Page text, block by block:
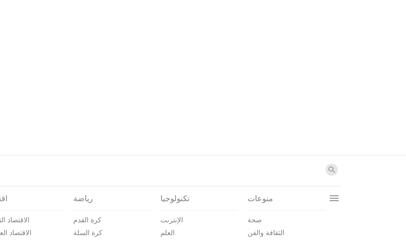
الاقتصاد
الاقتصاد
رياضة
كرة القدم
كرة السلة
تكنولوجيا
الإنترنت
العلم
منوعات
صحة
الثقافة والفن